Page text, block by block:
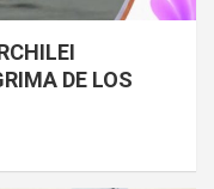
DE LOS